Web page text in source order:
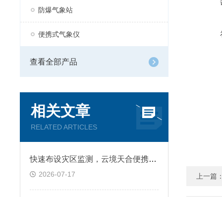
防爆气象站
便携式气象仪
查看全部产品
相关文章
RELATED ARTICLES
快速布设灾区监测，云境天合便携式气象仪实时预警山洪风险为人员争取时间
2026-07-17 上一篇